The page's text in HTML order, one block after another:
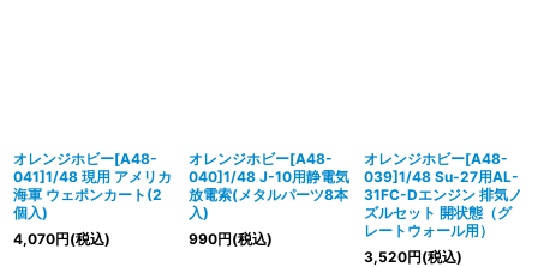
オレンジホビー[A48-
041]1/48 現用 アメリカ
海軍 ウェポンカート(2
個入)
4,070円(税込)
オレンジホビー[A48-
040]1/48 J-10用静電気
放電索(メタルパーツ8本
入)
990円(税込)
オレンジホビー[A48-
039]1/48 Su-27用AL-
31FC-Dエンジン 排気ノ
ズルセット 開状態（グ
レートウォール用）
3,520円(税込)